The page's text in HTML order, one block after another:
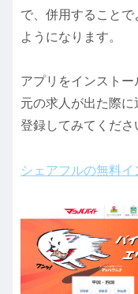
で、併用すること
ようになります。
アプリをインスト
元の求人が出た際
登録してみてくださ
シェアフルの無料イ